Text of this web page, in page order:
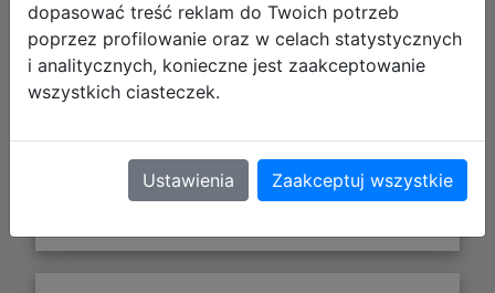
256,45 zł
DO KOSZYKA
Galeria zdjęć
dopasować treść reklam do Twoich potrzeb
poprzez profilowanie oraz w celach statystycznych
i analitycznych, konieczne jest zaakceptowanie
wszystkich ciasteczek.
Ustawienia Zaakceptuj wszystkie